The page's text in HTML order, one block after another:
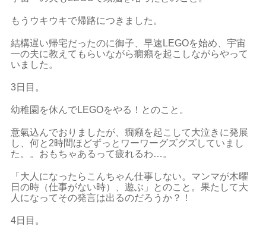
もうウキウキで帰路につきました。
結構遅い帰宅だったのに御子、早速LEGOを始め、宇宙
一の夫に教えてもらいながら癇癪を起こしながらやって
いました。
3日目。
幼稚園を休んでLEGOをやる！とのこと。
意氣込んでおりましたが、癇癪を起こして大泣きに発展
し、何と2時間ほどずっとワーワーグズグズしていまし
た。。おもちゃあるって疲れるわ…。
「大人になったらこんちゃん仕事しない。マンマが木曜
日の時（仕事がない時）、遊ぶ」とのこと。果たして大
人になってその発言は出るのだろうか？！
4日目。